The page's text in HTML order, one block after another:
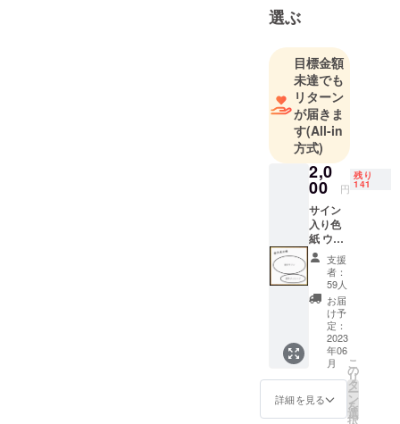
選ぶ
目標金額
未達でも
リターン
が届きま
す(All-in
方式)
2,0
00 円
残り
141
サイン
入り色
紙 ウク
ライナ
出身選
手３名
のうち
１名の
サイン
と直筆
メッ
セージ
入りの
色紙を
ランダ
支援
者：
59人
お届
け予
定：
2023
年06
月
詳細を見る
こ
の
リ
タ
ー
ン
を
選
択